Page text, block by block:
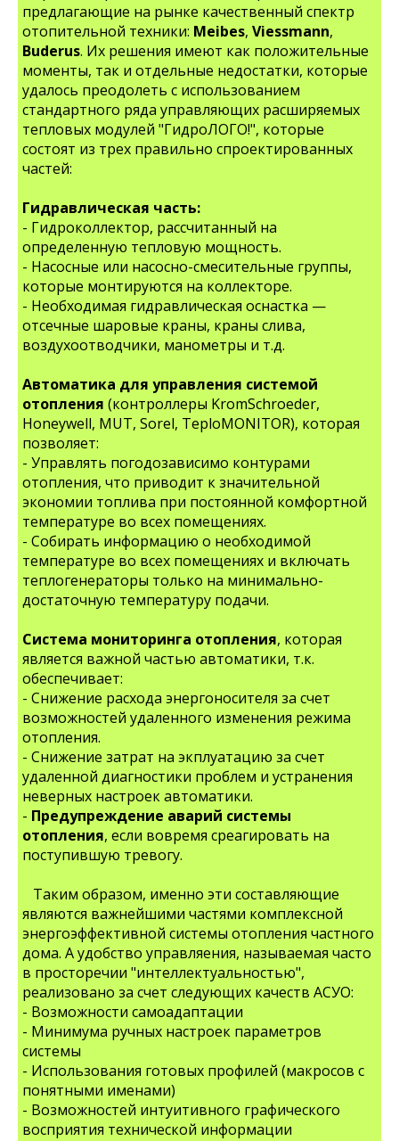
предлагающие на рынке качественный спектр
отопительной техники: Meibes, Viessmann,
Buderus. Их решения имеют как положительные
моменты, так и отдельные недостатки, которые
удалось преодолеть с использованием
стандартного ряда управляющих расширяемых
тепловых модулей "ГидроЛОГО!", которые
состоят из трех правильно спроектированных
частей:
Гидравлическая часть:
- Гидроколлектор, рассчитанный на
определенную тепловую мощность.
- Насосные или насосно-смесительные группы,
которые монтируются на коллекторе.
- Необходимая гидравлическая оснастка —
отсечные шаровые краны, краны слива,
воздухоотводчики, манометры и т.д.
Автоматика для управления системой
отопления (контроллеры KromSchroeder,
Honeywell, MUT, Sorel, TeploMONITOR), которая
позволяет:
- Управлять погодозависимо контурами
отопления, что приводит к значительной
экономии топлива при постоянной комфортной
температуре во всех помещениях.
- Собирать информацию о необходимой
температуре во всех помещениях и включать
теплогенераторы только на минимально-
достаточную температуру подачи.
Система мониторинга отопления, которая
является важной частью автоматики, т.к.
обеспечивает:
- Снижение расхода энергоносителя за счет
возможностей удаленного изменения режима
отопления.
- Снижение затрат на экплуатацию за счет
удаленной диагностики проблем и устранения
неверных настроек автоматики.
- Предупреждение аварий системы
отопления, если вовремя среагировать на
поступившую тревогу.
Таким образом, именно эти составляющие
являются важнейшими частями комплексной
энергоэффективной системы отопления частного
дома. А удобство управляения, называемая часто
в просторечии "интеллектуальностью",
реализовано за счет следующих качеств АСУО:
- Возможности самоадаптации
- Минимума ручных настроек параметров
системы
- Использования готовых профилей (макросов с
понятными именами)
- Возможностей интуитивного графического
восприятия технической информации